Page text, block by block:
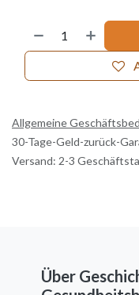
Allgemeine
30-Tage-Geld-zurück-
Versand: 2-3
Über